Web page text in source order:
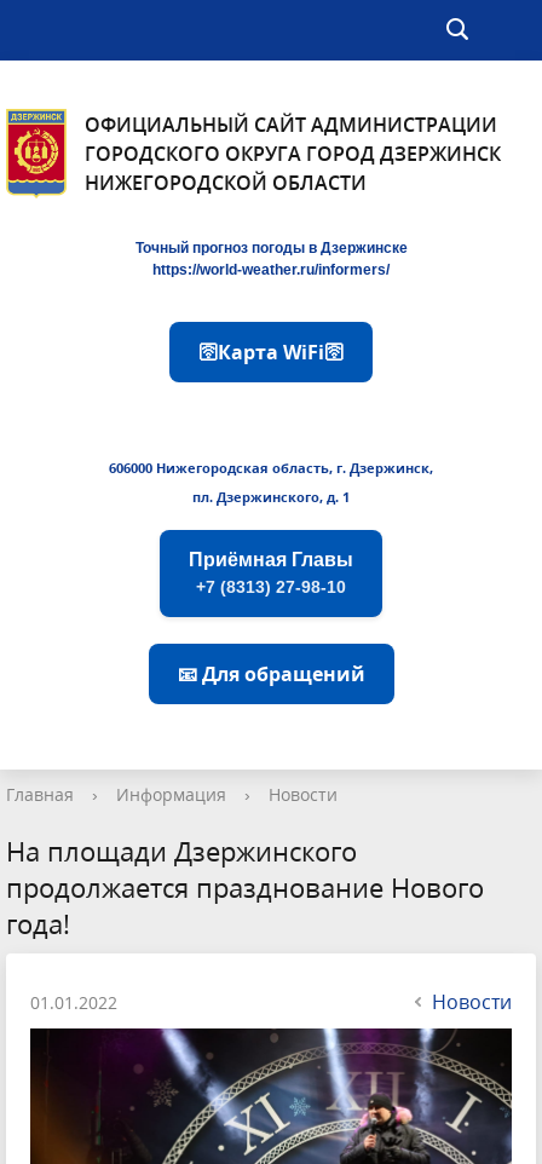
ОФИЦИАЛЬНЫЙ САЙТ АДМИНИСТРАЦИИ
ГОРОДСКОГО ОКРУГА ГОРОД ДЗЕРЖИНСК
НИЖЕГОРОДСКОЙ ОБЛАСТИ
Точный прогноз погоды в Дзержинске
https://world-weather.ru/informers/
🛜Карта WiFi🛜
606000 Нижегородская область, г. Дзержинск,
пл. Дзержинского, д. 1
Приёмная Главы
+7 (8313) 27-98-10
📧 Для обращений
Главная › Информация › Новости
На площади Дзержинского
продолжается празднование Нового
года!
01.01.2022 Новости